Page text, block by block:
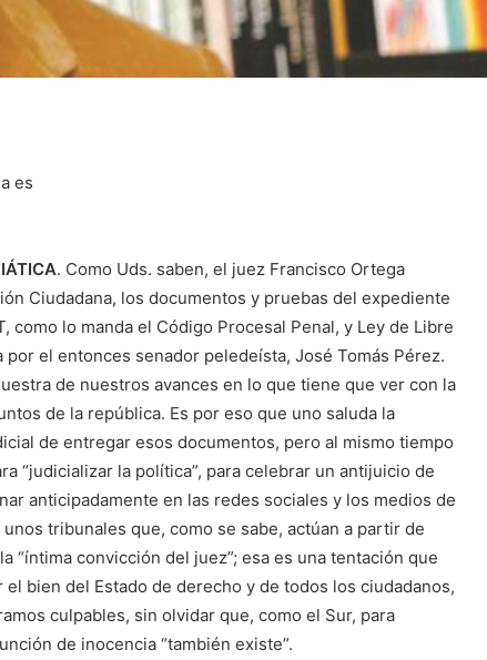
es
. Como Uds. saben, el juez Francisco Ortega
Ciudadana, los documentos y pruebas del expediente
como lo manda el Código Procesal Penal, y Ley de Libre
el entonces senador peledeísta, José Tomás Pérez.
de nuestros avances en lo que tiene que ver con la
de la república. Es por eso que uno saluda la
de entregar esos documentos, pero al mismo tiempo
“judicializar la política”, para celebrar un antijuicio de
anticipadamente en las redes sociales y los medios de
tribunales que, como se sabe, actúan a partir de
“íntima convicción del juez”; esa es una tentación que
bien del Estado de derecho y de todos los ciudadanos,
culpables, sin olvidar que, como el Sur, para
de inocencia “también existe”.